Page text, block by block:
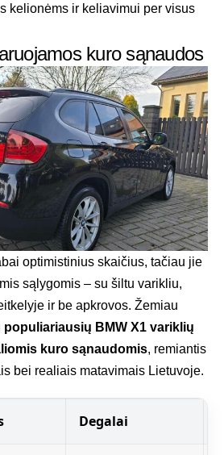
kelionėms ir keliavimui per visus
kuro sąnaudos
optimistinius skaičius, tačiau jie
sąlygomis – su šiltu varikliu,
ir be apkrovos. Žemiau
populiariausių BMW X1 variklių
kuro sąnaudomis, remiantis
bei realiais matavimais Lietuvoje.
Degalai